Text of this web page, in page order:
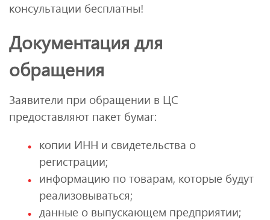
консультации бесплатны!
Документация для
обращения
Заявители при обращении в ЦС
предоставляют пакет бумаг:
копии ИНН и свидетельства о
регистрации;
информацию по товарам, которые будут
реализовываться;
данные о выпускающем предприятии;